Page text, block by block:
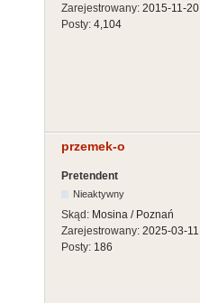
Zarejestrowany: 2015-11-20
Posty: 4,104
przemek-o
Pretendent
Nieaktywny
Skąd: Mosina / Poznań
Zarejestrowany: 2025-03-11
Posty: 186